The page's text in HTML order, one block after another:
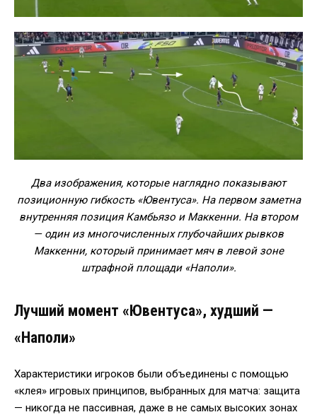
Два изображения, которые наглядно показывают
позиционную гибкость «Ювентуса». На первом заметна
внутренняя позиция Камбьязо и Маккенни. На втором
— один из многочисленных глубочайших рывков
Маккенни, который принимает мяч в левой зоне
штрафной площади «Наполи».
Лучший момент «Ювентуса», худший —
«Наполи»
Характеристики игроков были объединены с помощью
«клея» игровых принципов, выбранных для матча: защита
— никогда не пассивная, даже в не самых высоких зонах